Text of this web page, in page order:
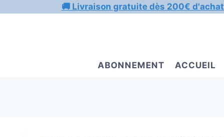
🚚 Livraison gratuite dès 200€ d'achat
ABONNEMENT ACCUEIL